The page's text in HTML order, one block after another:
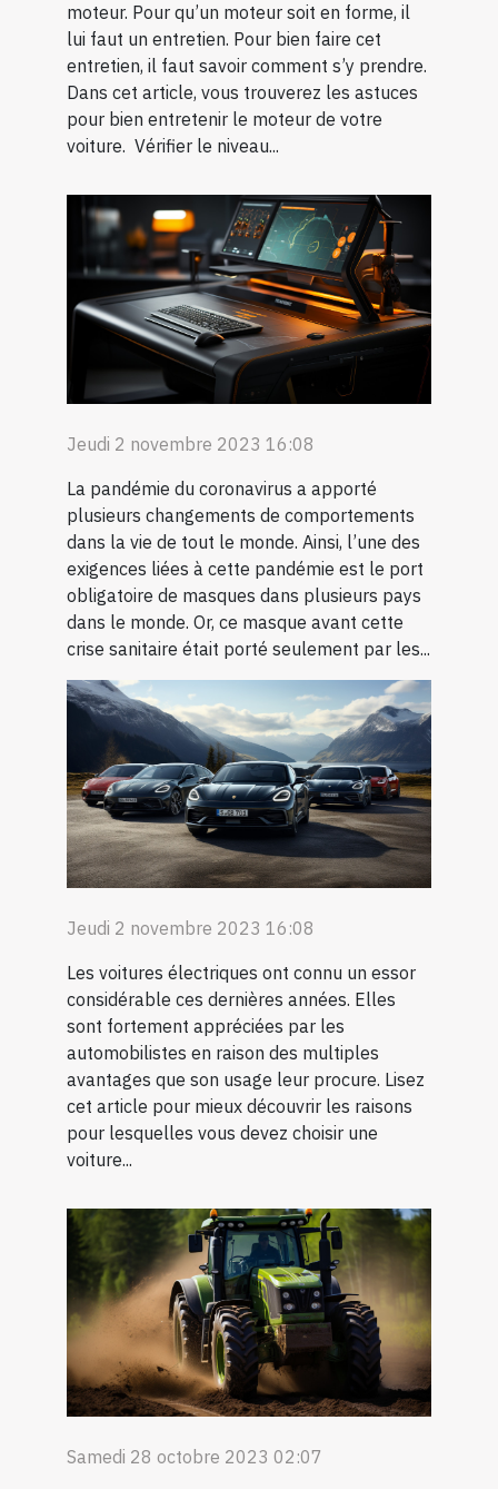
moteur. Pour qu’un moteur soit en forme, il
lui faut un entretien. Pour bien faire cet
entretien, il faut savoir comment s’y prendre.
Dans cet article, vous trouverez les astuces
pour bien entretenir le moteur de votre
voiture. Vérifier le niveau...
Jeudi 2 novembre 2023 16:08
La pandémie du coronavirus a apporté
plusieurs changements de comportements
dans la vie de tout le monde. Ainsi, l’une des
exigences liées à cette pandémie est le port
obligatoire de masques dans plusieurs pays
dans le monde. Or, ce masque avant cette
crise sanitaire était porté seulement par les...
Jeudi 2 novembre 2023 16:08
Les voitures électriques ont connu un essor
considérable ces dernières années. Elles
sont fortement appréciées par les
automobilistes en raison des multiples
avantages que son usage leur procure. Lisez
cet article pour mieux découvrir les raisons
pour lesquelles vous devez choisir une
voiture...
Samedi 28 octobre 2023 02:07